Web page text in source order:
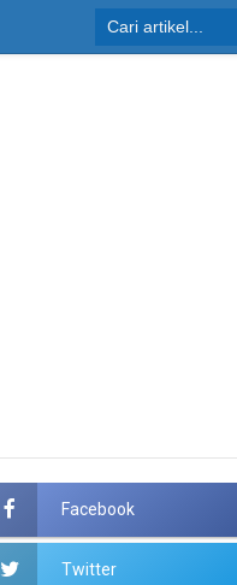
Facebook
Twitter